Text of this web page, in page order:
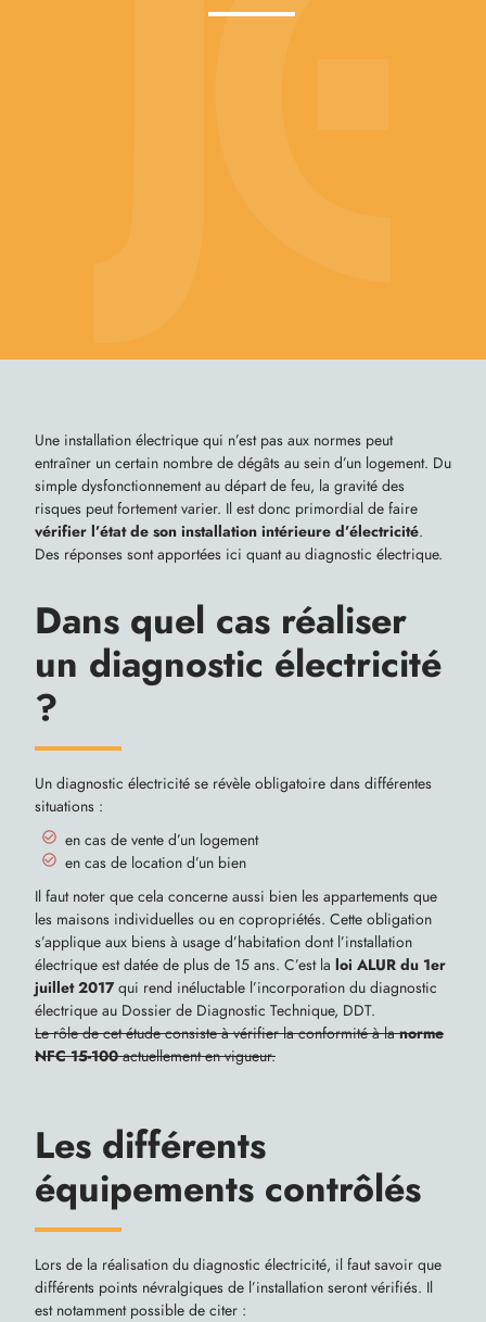
Une installation électrique qui n’est pas aux normes peut
entraîner un certain nombre de dégâts au sein d’un logement. Du
simple dysfonctionnement au départ de feu, la gravité des
risques peut fortement varier. Il est donc primordial de faire
vérifier l’état de son installation intérieure d’électricité.
Des réponses sont apportées ici quant au diagnostic électrique.
Dans quel cas réaliser
un diagnostic électricité
?
Un diagnostic électricité se révèle obligatoire dans différentes
situations :
en cas de vente d’un logement
en cas de location d’un bien
Il faut noter que cela concerne aussi bien les appartements que
les maisons individuelles ou en copropriétés. Cette obligation
s’applique aux biens à usage d’habitation dont l’installation
électrique est datée de plus de 15 ans. C’est la loi ALUR du 1er
juillet 2017qui rend inéluctable l’incorporation du diagnostic
électrique au Dossier de Diagnostic Technique, DDT.
Le rôle de cet étude consiste à vérifier la conformité à lanorme
NFC 15-100actuellement en vigueur.
Les différents
équipements contrôlés
Lors de la réalisation du diagnostic électricité, il faut savoir que
différents points névralgiques de l’installation seront vérifiés. Il
est notamment possible de citer :